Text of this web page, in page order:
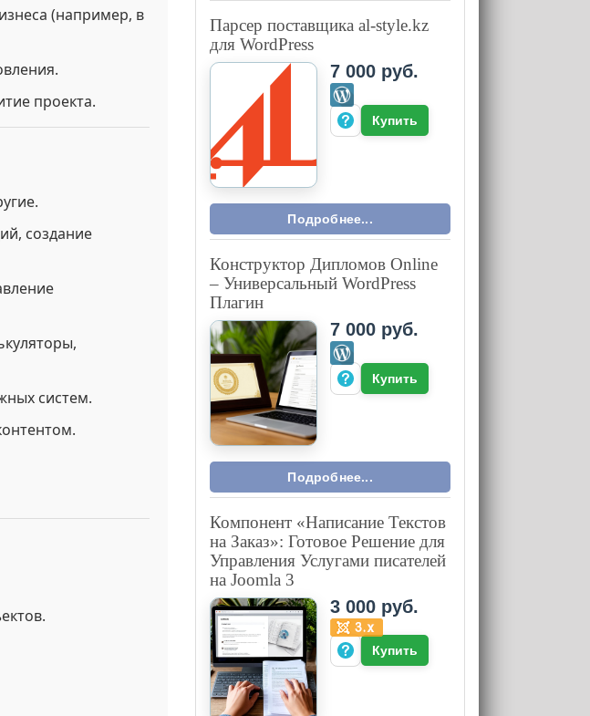
(например, в
проекта.
создание
систем.
Парсер поставщика al-style.kz
для WordPress
7 000 руб.
Купить
Подробнее...
Конструктор Дипломов Online
– Универсальный WordPress
Плагин
7 000 руб.
Купить
Подробнее...
Компонент «Написание Текстов
на Заказ»: Готовое Решение для
Управления Услугами писателей
на Joomla 3
3 000 руб.
Купить